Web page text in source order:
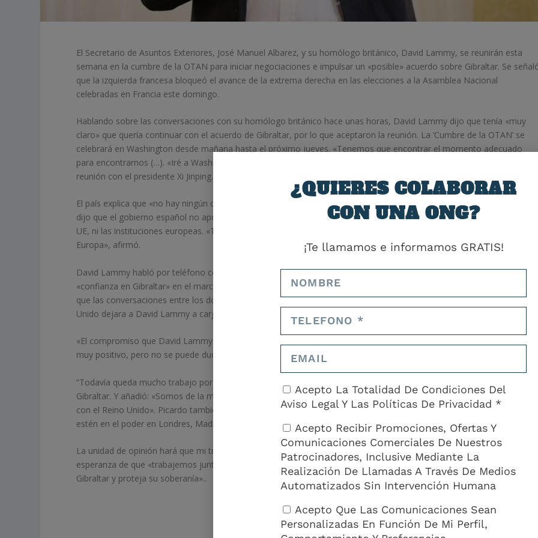
El Secretario de Asuntos Exteriores, José Manuel Albarez, y su homólogo británico, David Lammy, se reunirán esta
semana en la cumbre de la OTAN para iniciar negociaciones e impulsar un «posible» acuerdo sobre Gibraltar. Se
que la izquierda francesa bloqueó el avance de la extrema derecha en las elecciones a la Asamblea Nacional
celebradas en Francia este domingo.
Hablando sobre las conversaciones con su homólogo británico hace unas horas, David Lammy dijo que tenía «muy
claro» que quería continuar con el acuerdo de Gibraltar, por lo que aceptaron la reunión. La ‘Cumbre de la OTAN’ se
celebrará en Washington desde mañana hasta el próximo jueves. «Tenemos que encontrar el momento adecuado
para encontrarnos (…). «Iré a Washington, me reuniré con él allí y comenzaré la conversación». También habrá una
reunión con el presidente Xi Jinping.
El país explica que «no hay ningún cargo por volar y viajar bajo normas bilaterales». «No representa a Europa». Álvarez
dijo que el gobierno español no apoya la gira europea que realiza el Sr. Orbán, el actual presidente del Consejo de la
UE, ni las instituciones europeas. «Tiene derecho a hacer tantos viajes como quiera, pero no puede clasificarse para
Europa», afirmó.
David Lammy habló por teléfono con el primer ministro de Gibraltar, Fabián Picardo, esta semana. Lammy expresó
«confianza en Gibraltar» en el marco de las negociaciones con la Unión Europea. El Ministro Principal de Gibraltar dijo
que las conversaciones entre los dos líderes tuvieron lugar después de que la reciente victoria laborista en el Reino
Unido dejara a David Lammy a cargo de los asuntos exteriores de Inglaterra.
«El compromiso que David Lammy asumió esta mañana con el gobierno del Reino Unido para Gibraltar es un avance
muy positivo, pero no se puede dudar, especialmente porque es el primero que asume un gobierno laborista».
“Todavía queda mucho trabajo por hacer, incluido un reinicio político del tratado entre el Reino Unido y la UE en
Gibraltar. Y añadió: «Somos de la misma opinión mientras realizamos este importante trabajo juntos, en asociación
con el Reino Unido». Picardo también destacó la importancia de que «por primera vez en la historia grupos sociales
estén en el poder en Londres, Madrid y Gibraltar.
La unidad de opinión hará que mi trabajo sea muy eficaz». El Ministro Lammy también expresó en las redes sociales la
esperanza de que «trabajemos juntos para lograr un tratado para el pueblo de Gibraltar que preserve la vida de
Gibraltar y proteja su soberanía»..
¿QUIERES COLABORAR
CON UNA ONG?
¡Te llamamos e informamos GRATIS!
Acepto La Totalidad De Condiciones Del
Aviso Legal Y Las Políticas De Privacidad *
Acepto Recibir Promociones, Ofertas Y
Comunicaciones Comerciales De Nuestros
Patrocinadores, Inclusive Mediante La
Realización De Llamadas A Través De Medios
Automatizados Sin Intervención Humana
Acepto Que Las Comunicaciones Sean
Personalizadas En Función De Mi Perfil,